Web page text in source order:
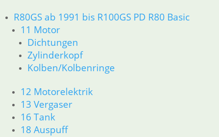
R80GS ab 1991 bis R100GS PD R80 Basic
11 Motor
Dichtungen
Zylinderkopf
Kolben/Kolbenringe
12 Motorelektrik
13 Vergaser
16 Tank
18 Auspuff